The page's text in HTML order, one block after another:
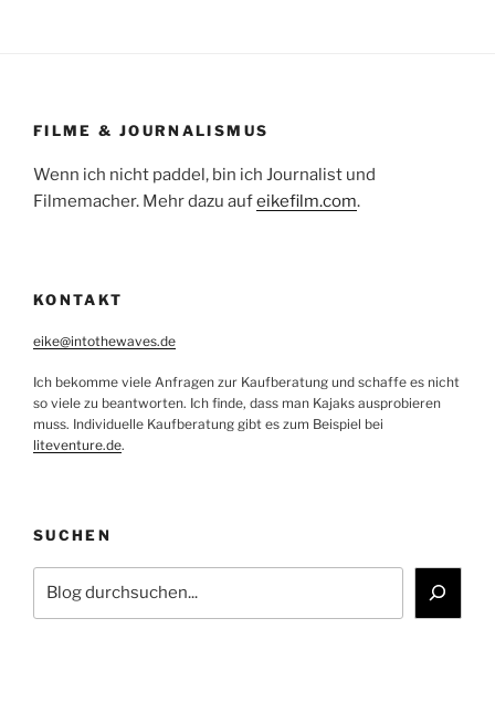
FILME & JOURNALISMUS
Wenn ich nicht paddel, bin ich Journalist und
Filmemacher. Mehr dazu aufeikefilm.com.
KONTAKT
eike@intothewaves.de
Ich bekomme viele Anfragen zur Kaufberatung und schaffe es nicht
so viele zu beantworten. Ich finde, dass man Kajaks ausprobieren
muss. Individuelle Kaufberatung gibt es zum Beispiel bei
liteventure.de.
SUCHEN